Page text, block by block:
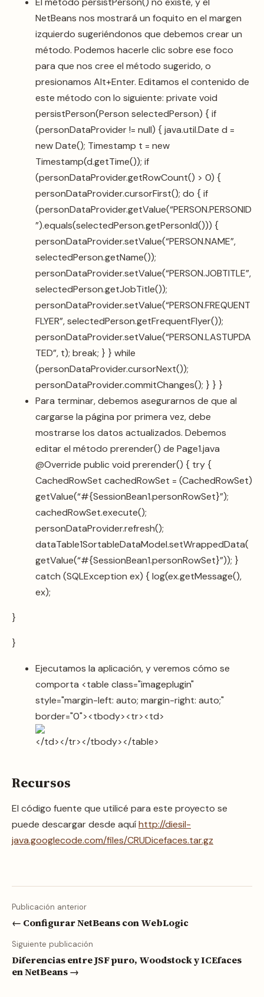
NetBeans nos mostrará un foquito en el margen
izquierdo sugeriéndonos que debemos crear un
método. Podemos hacerle clic sobre ese foco
para que nos cree el método sugerido, o
presionamos Alt+Enter. Editamos el contenido de
este método con lo siguiente: private void
persistPerson(Person selectedPerson) { if
(personDataProvider != null) { java.util.Date d =
new Date(); Timestamp t = new
Timestamp(d.getTime()); if
(personDataProvider.getRowCount() > 0) {
personDataProvider.cursorFirst(); do { if
(personDataProvider.getValue(“PERSON.PERSONID
”).equals(selectedPerson.getPersonId())) {
personDataProvider.setValue(“PERSON.NAME”,
selectedPerson.getName());
personDataProvider.setValue(“PERSON.JOBTITLE”,
selectedPerson.getJobTitle());
personDataProvider.setValue(“PERSON.FREQUENT
FLYER”, selectedPerson.getFrequentFlyer());
personDataProvider.setValue(“PERSON.LASTUPDA
TED”, t); break; } } while
(personDataProvider.cursorNext());
personDataProvider.commitChanges(); } } }
Para terminar, debemos asegurarnos de que al
cargarse la página por primera vez, debe
mostrarse los datos actualizados. Debemos
editar el método prerender() de Page1.java
@Override public void prerender() { try {
CachedRowSet cachedRowSet = (CachedRowSet)
getValue(“#{SessionBean1.personRowSet}”);
cachedRowSet.execute();
personDataProvider.refresh();
dataTable1SortableDataModel.setWrappedData(
getValue(“#{SessionBean1.personRowSet}”)); }
catch (SQLException ex) { log(ex.getMessage(),
ex);
}
}
Ejecutamos la aplicación, y veremos cómo se
comporta <table class="imageplugin"
style="margin-left: auto; margin-right: auto;"
border="0"><tbody><tr><td>
</td></tr></tbody></table>
Recursos
El código fuente que utilicé para este proyecto se
puede descargar desde aquíhttp://diesil-
java.googlecode.com/files/CRUDicefaces.tar.gz
Publicación anterior
← Configurar NetBeans con WebLogic
Siguiente publicación
Diferencias entre JSF puro, Woodstock y ICEfaces
en NetBeans →